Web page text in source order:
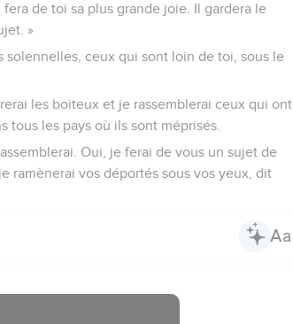
de toi sa plus grande joie. Il gardera le
»
solennelles, ceux qui sont loin de toi, sous le
les boiteux et je rassemblerai ceux qui ont
les pays où ils sont méprisés.
Oui, je ferai de vous un sujet de
ramènerai vos déportés sous vos yeux, dit